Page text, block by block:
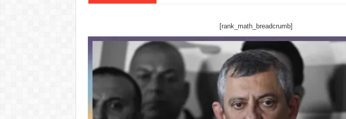
[rank_math_breadcrumb]